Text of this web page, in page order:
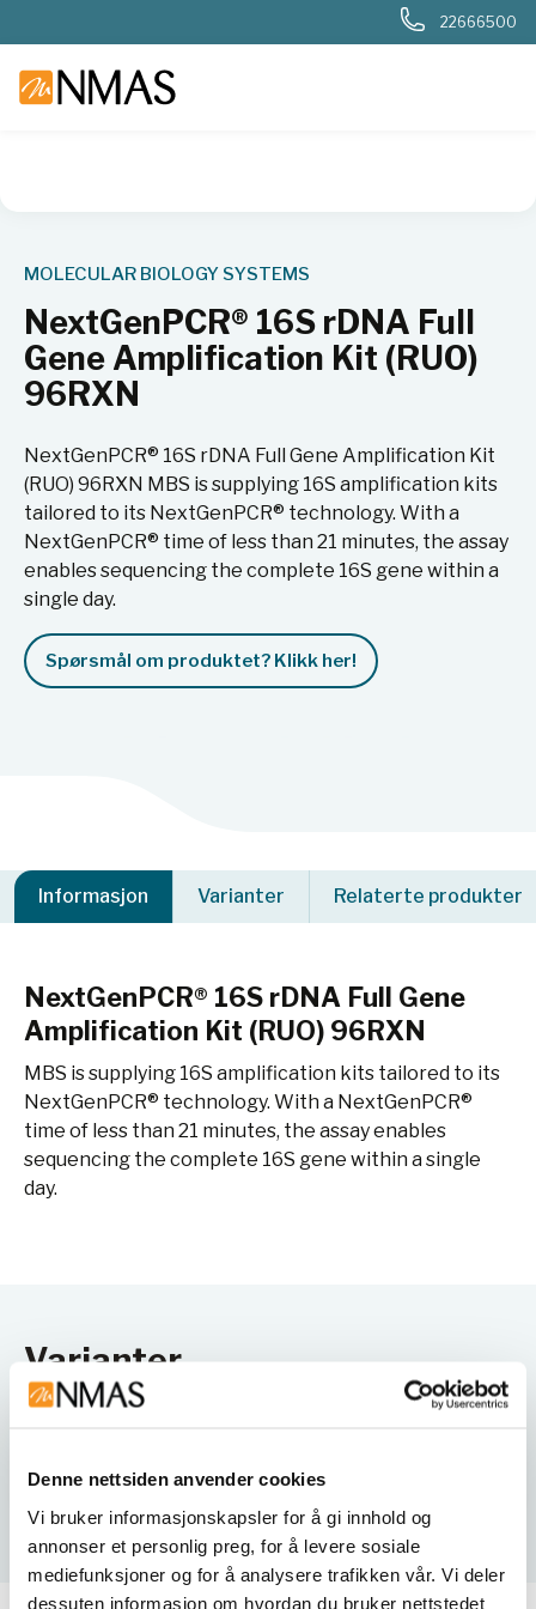
Denne nettsiden anvender cookies
Vi bruker informasjonskapsler for å gi innhold og
annonser et personlig preg, for å levere sosiale
mediefunksjoner og for å analysere trafikken vår. Vi deler
dessuten informasjon om hvordan du bruker nettstedet
22666500
MOLECULAR BIOLOGY SYSTEMS
NextGenPCR® 16S rDNA Full
Gene Amplification Kit (RUO)
96RXN
NextGenPCR® 16S rDNA Full Gene Amplification Kit
(RUO) 96RXN MBS is supplying 16S amplification kits
tailored to its NextGenPCR® technology. With a
NextGenPCR® time of less than 21 minutes, the assay
enables sequencing the complete 16S gene within a
single day.
Spørsmål om produktet? Klikk her!
Informasjon Varianter Relaterte produkter
NextGenPCR® 16S rDNA Full Gene
Amplification Kit (RUO) 96RXN
MBS is supplying 16S amplification kits tailored to its
NextGenPCR® technology. With a NextGenPCR®
time of less than 21 minutes, the assay enables
sequencing the complete 16S gene within a single
day.
Varianter